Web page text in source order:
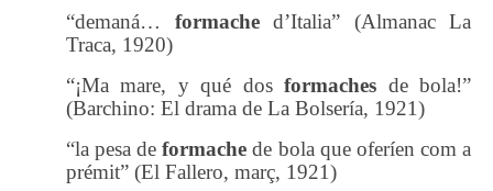
“demaná… formache d’Italia” (Almanac La
Traca, 1920)
“¡Ma mare, y qué dosformaches de bola!”
(Barchino: El drama de La Bolsería, 1921)
“la pesa deformache de bola que oferíen com a
prémit” (El Fallero, març, 1921)